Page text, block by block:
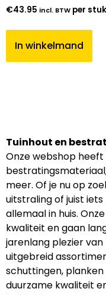
€43.95 incl. BTW per stuk
In winkelmand
Tuinhout en
Onze webshop
meer. Of je nu op
uitstraling of juist
allemaal in huis.
kwaliteit en gaan
jarenlang plezier
uitgebreid
schuttingen, planken
duurzame kwaliteit